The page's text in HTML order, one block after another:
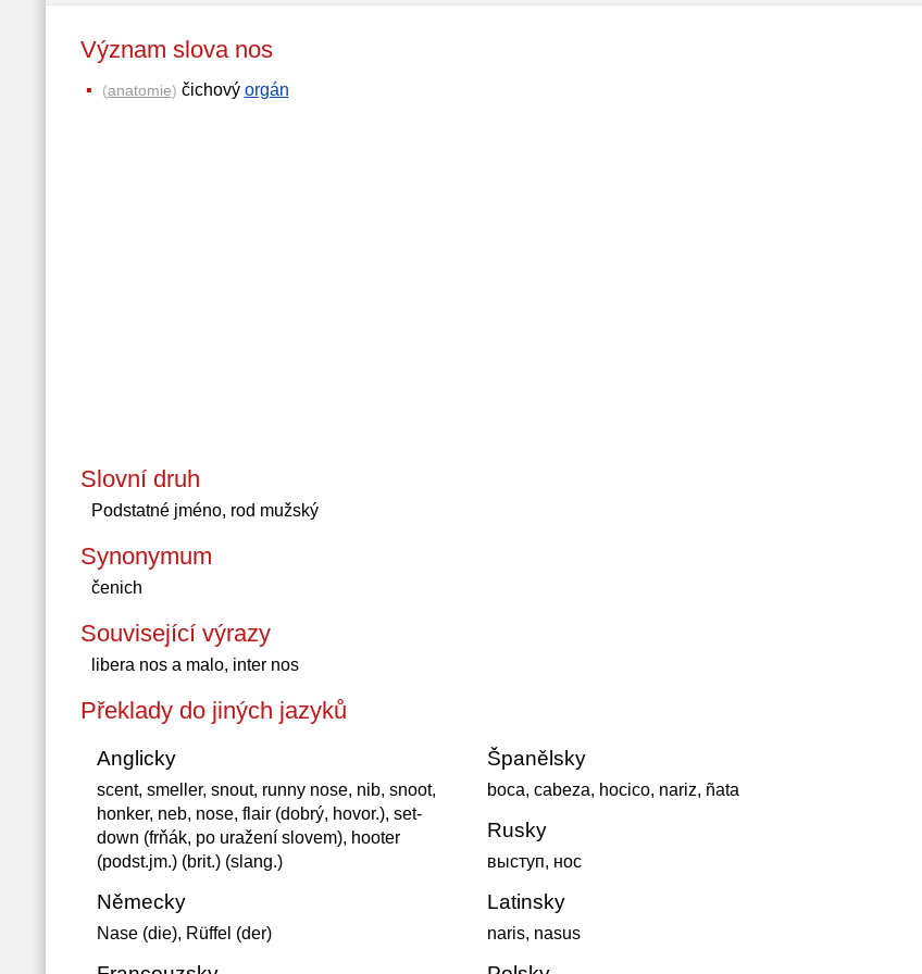
Význam slova nos
(anatomie) čichový orgán
Slovní druh
Podstatné jméno, rod mužský
Synonymum
čenich
Související výrazy
libera nos a malo, inter nos
Překlady do jiných jazyků
Anglicky
scent, smeller, snout, runny nose, nib, snoot,
honker, neb, nose, flair (dobrý, hovor.), set-
down (frňák, po uražení slovem), hooter
(podst.jm.) (brit.) (slang.)
Německy
Nase (die), Rüffel (der)
Španělsky
boca, cabeza, hocico, nariz, ñata
Rusky
выступ, нос
Latinsky
naris, nasus